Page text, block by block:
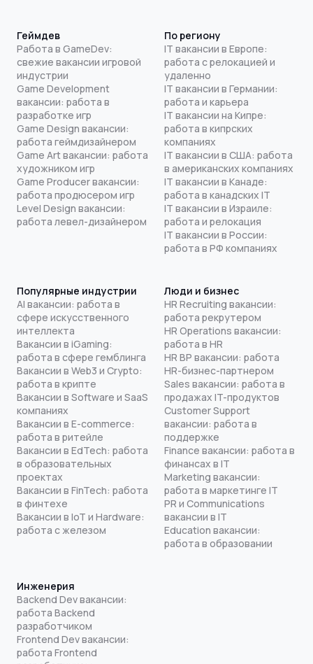
Геймдев
Работа в GameDev:
свежие вакансии игровой
индустрии
Game Development
вакансии: работа в
разработке игр
Game Design вакансии:
работа геймдизайнером
Game Art вакансии: работа
художником игр
Game Producer вакансии:
работа продюсером игр
Level Design вакансии:
работа левел-дизайнером
По региону
IT вакансии в Европе:
работа с релокацией и
удаленно
IT вакансии в Германии:
работа и карьера
IT вакансии на Кипре:
работа в кипрских
компаниях
IT вакансии в США: работа
в американских компаниях
IT вакансии в Канаде:
работа в канадских IT
IT вакансии в Израиле:
работа и релокация
IT вакансии в России:
работа в РФ компаниях
Популярные индустрии
AI вакансии: работа в
сфере искусственного
интеллекта
Вакансии в iGaming:
работа в сфере гемблинга
Вакансии в Web3 и Crypto:
работа в крипте
Вакансии в Software и SaaS
компаниях
Вакансии в E-commerce:
работа в ритейле
Вакансии в EdTech: работа
в образовательных
проектах
Вакансии в FinTech: работа
в финтехе
Вакансии в IoT и Hardware:
работа с железом
Люди и бизнес
HR Recruiting вакансии:
работа рекрутером
HR Operations вакансии:
работа в HR
HR BP вакансии: работа
HR-бизнес-партнером
Sales вакансии: работа в
продажах IT-продуктов
Customer Support
вакансии: работа в
поддержке
Finance вакансии: работа в
финансах в IT
Marketing вакансии:
работа в маркетинге IT
PR и Communications
вакансии в IT
Education вакансии:
работа в образовании
Инженерия
Backend Dev вакансии:
работа Backend
разработчиком
Frontend Dev вакансии:
работа Frontend